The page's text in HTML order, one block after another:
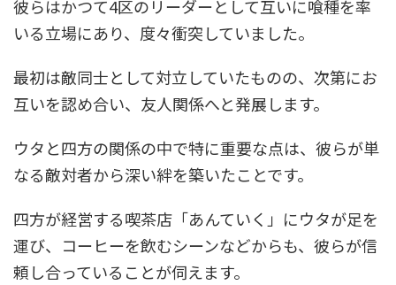
彼らはかつて4区のリーダーとして互いに喰種を率
いる立場にあり、度々衝突していました。
最初は敵同士として対立していたものの、次第にお
互いを認め合い、友人関係へと発展します。
ウタと四方の関係の中で特に重要な点は、彼らが単
なる敵対者から深い絆を築いたことです。
四方が経営する喫茶店「あんていく」にウタが足を
運び、コーヒーを飲むシーンなどからも、彼らが信
頼し合っていることが伺えます。